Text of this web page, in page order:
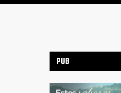
PUB